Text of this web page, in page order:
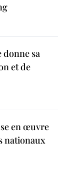
donne sa
et de
en œuvre
nationaux